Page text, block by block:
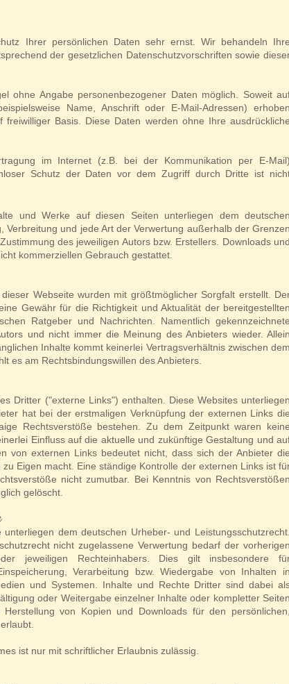
Ihrer persönlichen Daten sehr ernst. Wir behandeln Ihre
der gesetzlichen Datenschutzvorschriften sowie
ohne Angabe personenbezogener Daten möglich. Soweit
Name, Anschrift oder E-Mail-Adressen) erhoben
Basis. Diese Daten werden ohne Ihre ausdrückliche
im Internet (z.B. bei der Kommunikation per E-Mail)
Schutz der Daten vor dem Zugriff durch Dritte ist
und Werke auf diesen Seiten unterliegen dem deutschen
Verbreitung und jede Art der Verwertung außerhalb der Grenzen
des jeweiligen Autors bzw. Erstellers. Downloads und
kommerziellen Gebrauch gestattet.
Webseite wurden mit größtmöglicher Sorgfalt erstellt.
Gewähr für die Richtigkeit und Aktualität der bereitgestellten
Ratgeber und Nachrichten. Namentlich gekennzeichnete
und nicht immer die Meinung des Anbieters wieder. Allein
Inhalte kommt keinerlei Vertragsverhältnis zwischen dem
es am Rechtsbindungswillen des Anbieters.
Dritter ("externe Links") enthalten. Diese Websites unterliegen
hat bei der erstmaligen Verknüpfung der externen Links die
Rechtsverstöße bestehen. Zu dem Zeitpunkt waren keine
Einfluss auf die aktuelle und zukünftige Gestaltung und
von externen Links bedeutet nicht, dass sich der Anbieter die
Eigen macht. Eine ständige Kontrolle der externen Links ist
nicht zumutbar. Bei Kenntnis von Rechtsverstößen
gelöscht.
dem deutschen Urheber- und Leistungsschutzrecht.
nicht zugelassene Verwertung bedarf der vorherigen
jeweiligen Rechteinhabers. Dies gilt insbesondere
Verarbeitung bzw. Wiedergabe von Inhalten in
und Systemen. Inhalte und Rechte Dritter sind dabei
oder Weitergabe einzelner Inhalte oder kompletter Seiten
von Kopien und Downloads für den persönlichen,
ist nur mit schriftlicher Erlaubnis zulässig.